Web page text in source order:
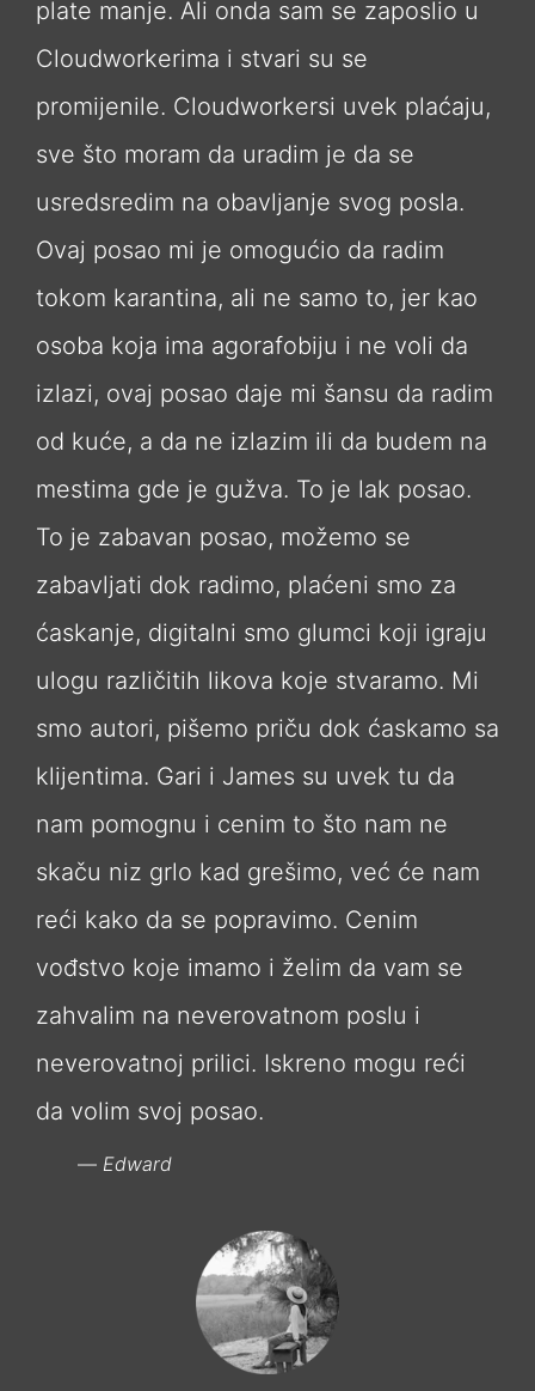
plate manje. Ali onda sam se zaposlio u
Cloudworkerima i stvari su se
promijenile. Cloudworkersi uvek plaćaju,
sve što moram da uradim je da se
usredsredim na obavljanje svog posla.
Ovaj posao mi je omogućio da radim
tokom karantina, ali ne samo to, jer kao
osoba koja ima agorafobiju i ne voli da
izlazi, ovaj posao daje mi šansu da radim
od kuće, a da ne izlazim ili da budem na
mestima gde je gužva. To je lak posao.
To je zabavan posao, možemo se
zabavljati dok radimo, plaćeni smo za
ćaskanje, digitalni smo glumci koji igraju
ulogu različitih likova koje stvaramo. Mi
smo autori, pišemo priču dok ćaskamo sa
klijentima. Gari i James su uvek tu da
nam pomognu i cenim to što nam ne
skaču niz grlo kad grešimo, već će nam
reći kako da se popravimo. Cenim
vođstvo koje imamo i želim da vam se
zahvalim na neverovatnom poslu i
neverovatnoj prilici. Iskreno mogu reći
da volim svoj posao.
Edward